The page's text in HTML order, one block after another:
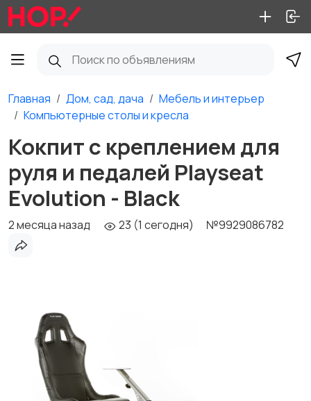
Главная Дом, сад, дача
Мебель и интерьер
Компьютерные столы и кресла
Кокпит с креплением для
руля и педалей Playseat
Evolution - Black
2 месяца назад 23 (1 сегодня) №9929086782